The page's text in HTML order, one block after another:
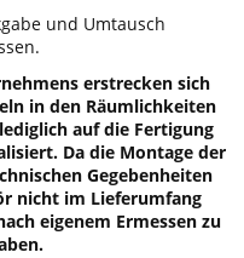
und Umtausch
erstrecken sich
in den Räumlichkeiten
auf die Fertigung
Da die Montage der
Gegebenheiten
nicht im Lieferumfang
eigenem Ermessen zu